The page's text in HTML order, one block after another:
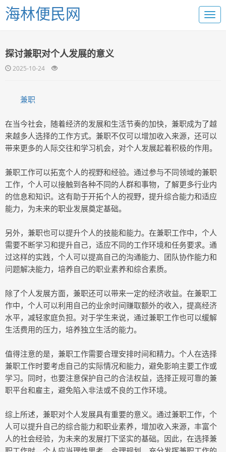
海林便民网
探讨兼职对个人发展的意义
2025-10-24
兼职
在当今社会，随着经济的发展和生活节奏的加快，兼职成为了越
来越多人选择的工作方式。兼职不仅可以增加收入来源，还可以
带来更多的人际交往和学习机会，对个人发展起着积极的作用。
兼职工作可以拓宽个人的视野和经验。通过参与不同领域的兼职
工作，个人可以接触到各种不同的人群和事物，了解更多行业内
的信息和知识。这有助于开拓个人的视野，提升综合能力和适应
能力，为未来的职业发展奠定基础。
另外，兼职也可以提升个人的技能和能力。在兼职工作中，个人
需要不断学习和提升自己，适应不同的工作环境和任务要求。通
过这样的实践，个人可以提高自己的沟通能力、团队协作能力和
问题解决能力，培养自己的职业素养和综合素质。
除了个人发展方面，兼职还可以带来一定的经济收益。在兼职工
作中，个人可以利用自己的业余时间赚取额外的收入，提高经济
水平，减轻家庭负担。对于学生来说，通过兼职工作也可以缓解
生活费用的压力，培养独立生活的能力。
值得注意的是，兼职工作需要合理安排时间和精力。个人在选择
兼职工作时要考虑自己的实际情况和能力，避免影响主要工作或
学习。同时，也要注意保护自己的合法权益，选择正规可靠的兼
职平台和雇主，避免陷入非法或不良的工作环境。
综上所述，兼职对个人发展具有重要的意义。通过兼职工作，个
人可以提升自己的综合能力和职业素养，增加收入来源，丰富个
人的社会经验，为未来的发展打下坚实的基础。因此，在选择兼